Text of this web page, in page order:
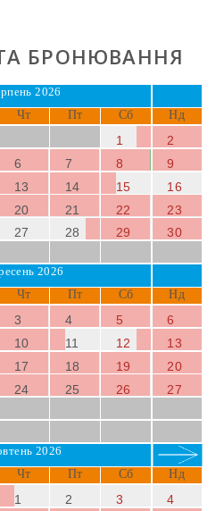
дрібним піском і
Район рясніє чарівними
Sa
іCala Murada, де ви
чудовою
БРОНЮВАННЯ
2026
Чт Пт Сб Нд
1
2
6 7 8
9
13 14 15
16
20 21 22
23
27 28 29
30
2026
Чт Пт Сб Нд
3 4 5
6
10 11 12
13
17 18 19
20
24 25 26
27
2026
Чт Пт Сб Нд
1 2 3
4